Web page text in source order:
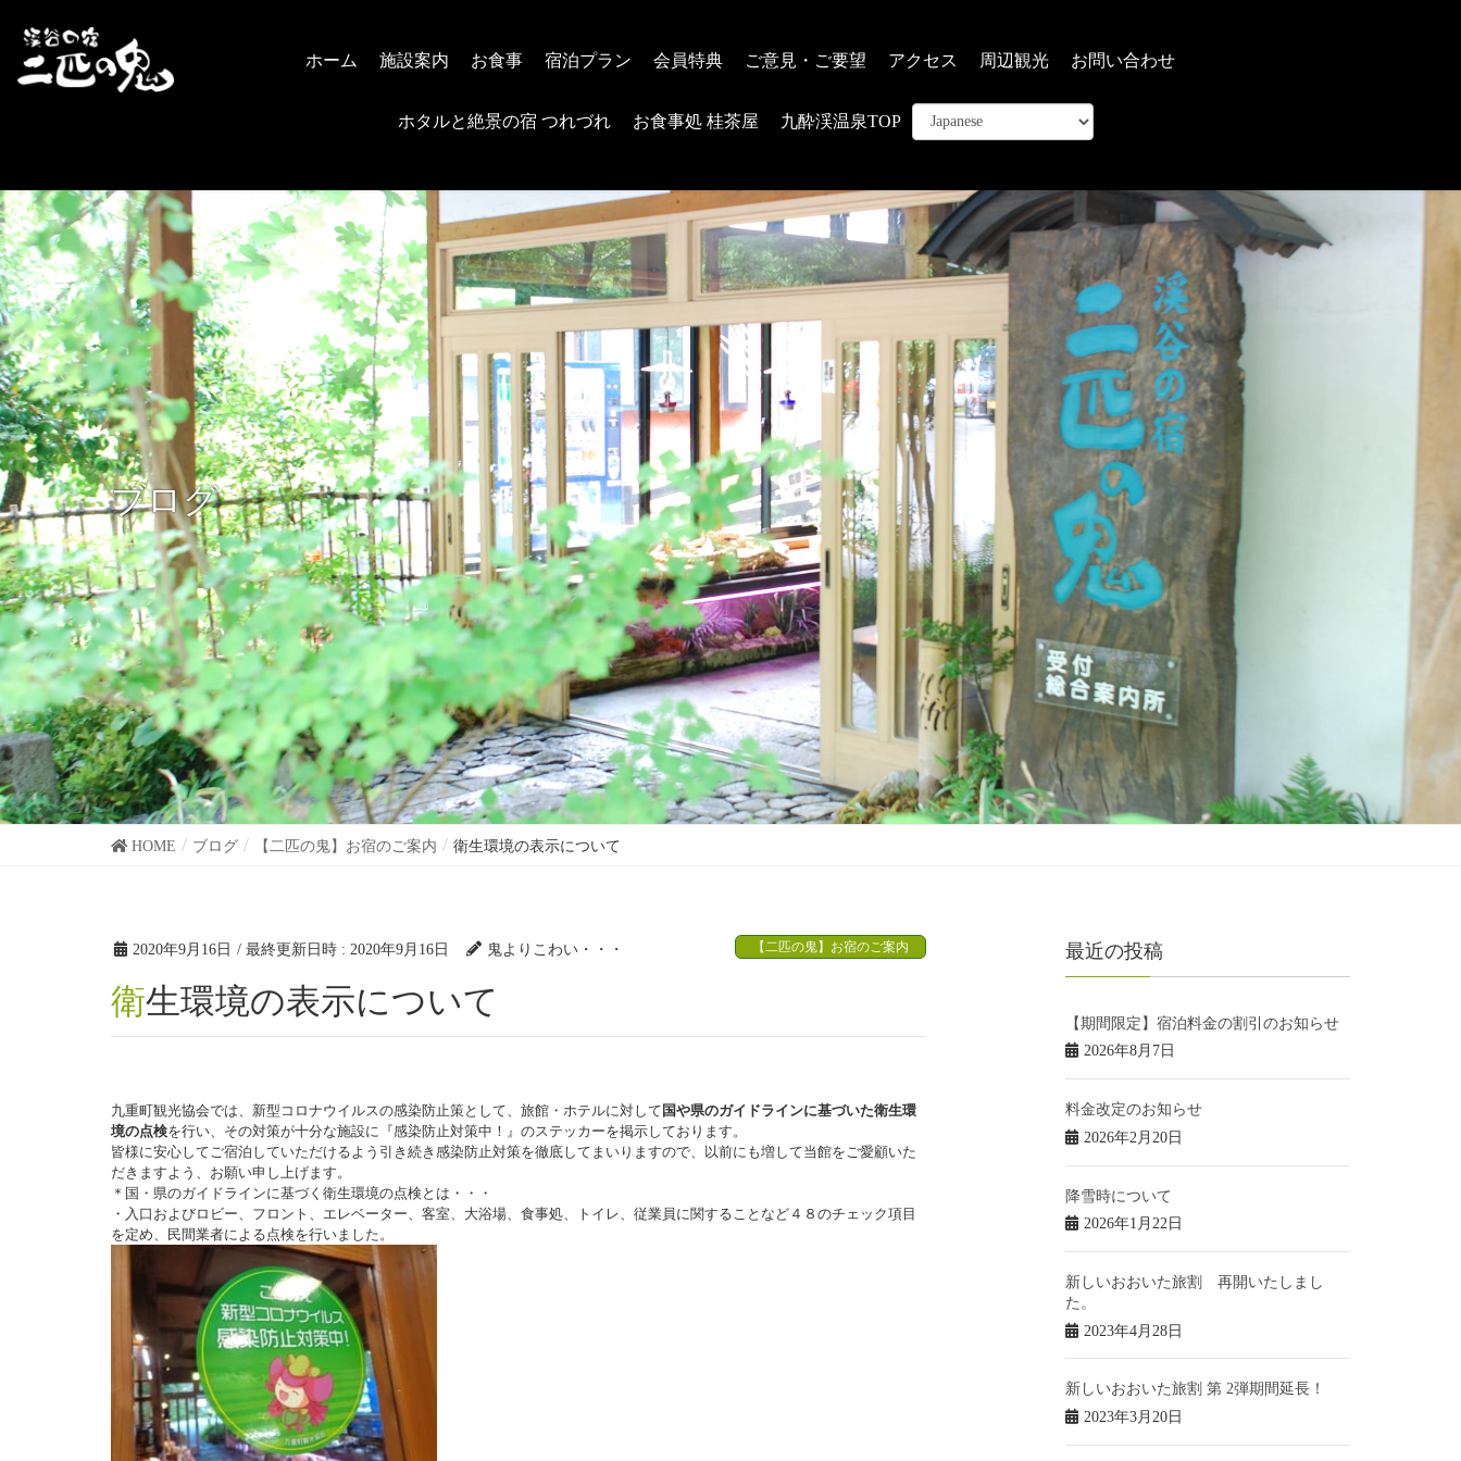
ホーム 施設案内 お食事 宿泊プラン 会員特典 ご意見・ご要望 アクセス 周辺観光 お問い合わせ
ホタルと絶景の宿 つれづれ お食事処 桂茶屋 九酔渓温泉TOP
ブログ
HOME ブログ 【二匹の鬼】お宿のご案内 衛生環境の表示について
2020年9月16日 / 最終更新日時 : 2020年9月16日 鬼よりこわい・・・ 【二匹の鬼】お宿のご案内
衛生環境の表示について
九重町観光協会では、新型コロナウイルスの感染防止策として、旅館・ホテルに対して 国や県のガイドラインに基づいた衛生環
境の点検を行い、その対策が十分な施設に『感染防止対策中！』のステッカーを掲示しております。
皆様に安心してご宿泊していただけるよう引き続き感染防止対策を徹底してまいりますので、以前にも増して当館をご愛顧いた
だきますよう、お願い申し上げます。
＊国・県のガイドラインに基づく衛生環境の点検とは・・・
・入口およびロビー、フロント、エレベーター、客室、大浴場、食事処、トイレ、従業員に関することなど４８のチェック項目
を定め、民間業者による点検を行いました。
最近の投稿
【期間限定】宿泊料金の割引のお知らせ
2026年8月7日
料金改定のお知らせ
2026年2月20日
降雪時について
2026年1月22日
新しいおおいた旅割 再開いたしまし
た。
2023年4月28日
新しいおおいた旅割 第 2弾期間延長！
2023年3月20日